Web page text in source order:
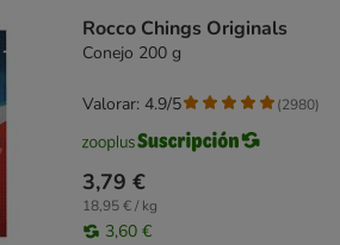
Rocco Chings Originals
Conejo 200 g
3,79 €
18,95 € / kg
3,60 €
Valorar: 4.9/5 (2980)